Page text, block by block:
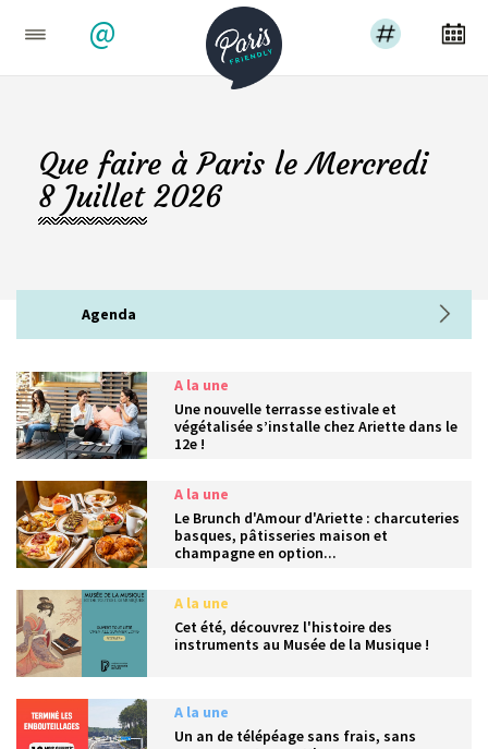
@
Que faire à Paris le Mercredi
8 Juillet 2026
Agenda
A la une
Une nouvelle terrasse estivale et
végétalisée s’installe chez Ariette dans le
12e !
A la une
Le Brunch d'Amour d'Ariette : charcuteries
basques, pâtisseries maison et
champagne en option...
A la une
Cet été, découvrez l'histoire des
instruments au Musée de la Musique !
A la une
Un an de télépéage sans frais, sans